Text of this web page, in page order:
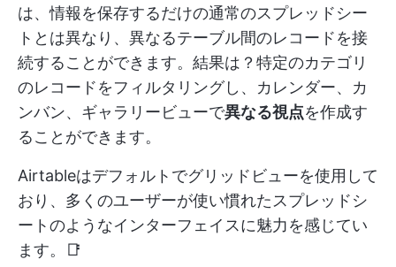
は、情報を保存するだけの通常のスプレッドシー
トとは異なり、異なるテーブル間のレコードを接
続することができます。結果は？特定のカテゴリ
のレコードをフィルタリングし、カレンダー、カ
ンバン、ギャラリービューで異なる視点を作成す
ることができます。
Airtableはデフォルトでグリッドビューを使用して
おり、多くのユーザーが使い慣れたスプレッドシ
ートのようなインターフェイスに魅力を感じてい
ます。📑